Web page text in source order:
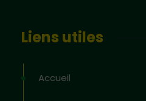
Liens utiles
Accueil